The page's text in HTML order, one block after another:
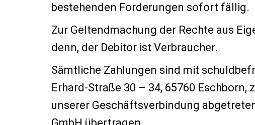
bestehenden Forderungen sofort fällig.
Zur Geltendmachung der Rechte aus
denn, der Debitor ist Verbraucher.
Sämtliche Zahlungen sind mit
Erhard-Straße 30 – 34, 65760
unserer Geschäftsverbindung